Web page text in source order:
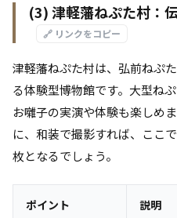
(3) 津軽藩ねぷた村：
🔗 リンクをコピー
津軽藩ねぷた村は、弘前ねぷ
る体験型博物館です。大型ね
お囃子の実演や体験も楽しめ
に、和装で撮影すれば、ここ
枚となるでしょう。
ポイント 説明